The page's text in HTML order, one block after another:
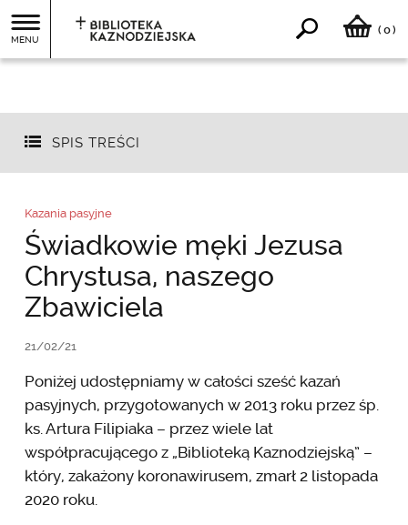
MENU
( 0)
SPIS TREŚCI
Kazania pasyjne
Świadkowie męki Jezusa
Chrystusa, naszego
Zbawiciela
21/02/21
Poniżej udostępniamy w całości sześć kazań
pasyjnych, przygotowanych w 2013 roku przez śp.
ks. Artura Filipiaka – przez wiele lat
współpracującego z „Biblioteką Kaznodziejską” –
który, zakażony koronawirusem, zmarł 2 listopada
2020 roku.